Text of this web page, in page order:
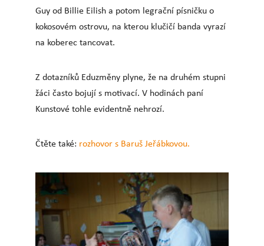
Guy od Billie Eilish a potom legrační písničku o
kokosovém ostrovu, na kterou klučičí banda vyrazí
na koberec tancovat.
Z dotazníků Eduzměny plyne, že na druhém stupni
žáci často bojují s motivací. V hodinách paní
Kunstové tohle evidentně nehrozí.
Čtěte také: rozhovor s Baruš Jeřábkovou.